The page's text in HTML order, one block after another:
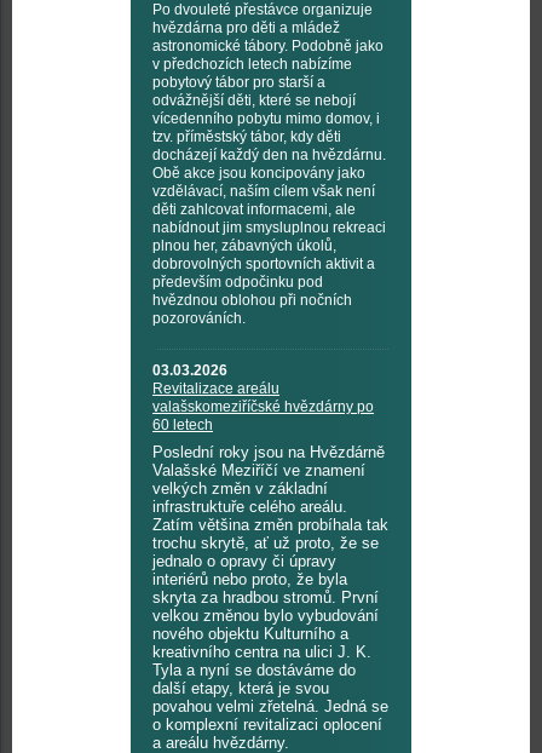
Po dvouleté přestávce organizuje
hvězdárna pro děti a mládež
astronomické tábory. Podobně jako
v předchozích letech nabízíme
pobytový tábor pro starší a
odvážnější děti, které se nebojí
vícedenního pobytu mimo domov, i
tzv. příměstský tábor, kdy děti
docházejí každý den na hvězdárnu.
Obě akce jsou koncipovány jako
vzdělávací, naším cílem však není
děti zahlcovat informacemi, ale
nabídnout jim smysluplnou rekreaci
plnou her, zábavných úkolů,
dobrovolných sportovních aktivit a
především odpočinku pod
hvězdnou oblohou při nočních
pozorováních.
03.03.2026
Revitalizace areálu
valašskomeziříčské hvězdárny po
60 letech
Poslední roky jsou na Hvězdárně
Valašské Meziříčí ve znamení
velkých změn v základní
infrastruktuře celého areálu.
Zatím většina změn probíhala tak
trochu skrytě, ať už proto, že se
jednalo o opravy či úpravy
interiérů nebo proto, že byla
skryta za hradbou stromů. První
velkou změnou bylo vybudování
nového objektu Kulturního a
kreativního centra na ulici J. K.
Tyla a nyní se dostáváme do
další etapy, která je svou
povahou velmi zřetelná. Jedná se
o komplexní revitalizaci oplocení
a areálu hvězdárny.